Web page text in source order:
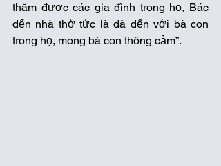
thăm được các gia đình trong họ, Bác
đến nhà thờ tức là đã đến với bà con
trong họ, mong bà con thông cảm”.